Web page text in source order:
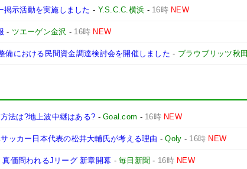
掲示活動を実施しました - Y.S.C.C.横浜 - 16時 NEW
- ツエーゲン金沢 - 16時 NEW
備における民間資金調達検討会を開催しました - ブラウブリッツ秋田
法は?地上波中継はある? -Goal.com - 16時 NEW
サッカー日本代表の松井大輔氏が考える理由 -Qoly - 16時 NEW
価問われるJリーグ 新章開幕 -毎日新聞 - 16時 NEW